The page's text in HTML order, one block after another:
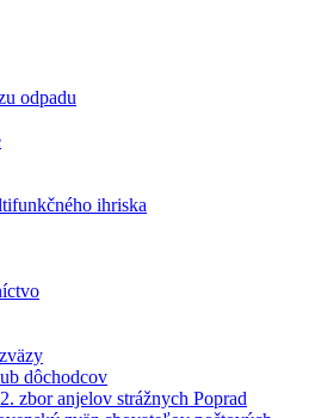
odpadu
ihriska
dôchodcov
zbor anjelov strážnych Poprad